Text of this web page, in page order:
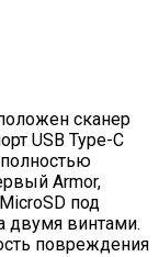
сканер
USB Type-C
Armor,
под
двумя винтами.
повреждения